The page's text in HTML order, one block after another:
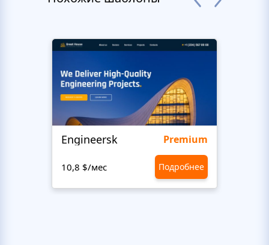
Engineersk Premium
10,8 $/мес Подробнее